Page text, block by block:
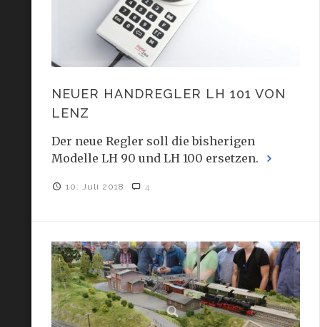
NEUER HANDREGLER LH 101 VON
LENZ
Der neue Regler soll die bisherigen
Modelle LH 90 und LH 100 ersetzen.
10. Juli 2018 4